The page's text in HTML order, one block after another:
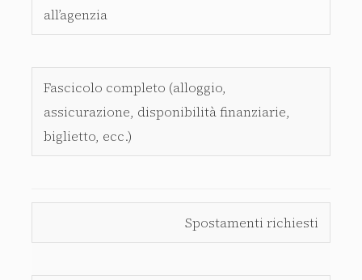
all’agenzia
Fascicolo completo (alloggio,
assicurazione, disponibilità finanziarie,
biglietto, ecc.)
Spostamenti richiesti